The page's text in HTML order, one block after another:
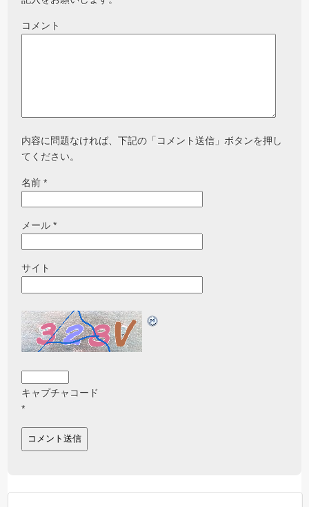
コメント
内容に問題なければ、下記の「コメント送信」ボタンを押し
てください。
名前*
メール*
サイト
キャプチャコード
*